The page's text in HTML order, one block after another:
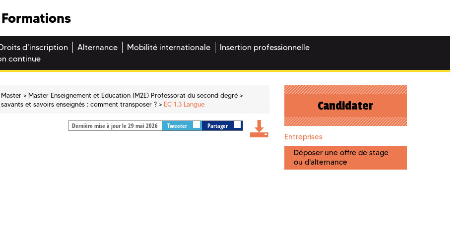
Droits d'inscription Alternance Mobilité internationale
Insertion professionnelle
continue
Master
Master Enseignement et Education (M2E) Professorat du second degré
et savoirs enseignés : comment transposer ? EC 1.3 Langue
Dernière mise à jour le 29 mai 2026 Tweeter Partager
Candidater
Entreprises
Déposer une offre de stage
ou d'alternance